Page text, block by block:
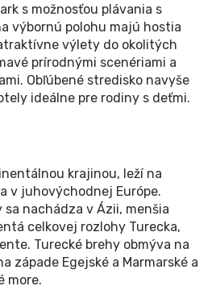
s možnosťou plávania s
výbornú polohu majú hostia
výlety do okolitých
prírodnými scenériami a
Obľúbené stredisko navyše
ideálne pre rodiny s deťmi.
krajinou, leží na
v juhovýchodnej Európe.
nachádza v Ázii, menšia
celkovej rozlohy Turecka,
Turecké brehy obmýva na
západe Egejské a Marmarské a
more.